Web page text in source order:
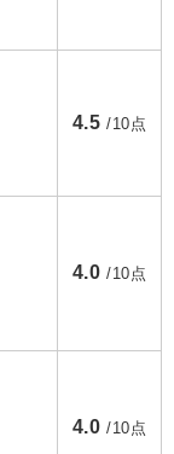
4.5 /10点
4.0 /10点
4.0 /10点